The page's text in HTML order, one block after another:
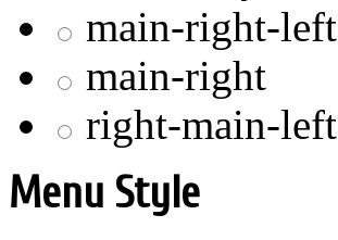
main-right-left
main-right
right-main-left
Menu Style